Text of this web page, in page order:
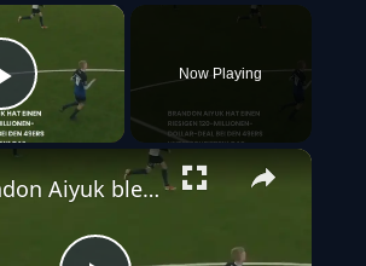
×
Play Video
Now Playing
Brandon Aiyuk bleibt bei den 49ers: Mega-Deal beendet Transfer-Sommer-Drama